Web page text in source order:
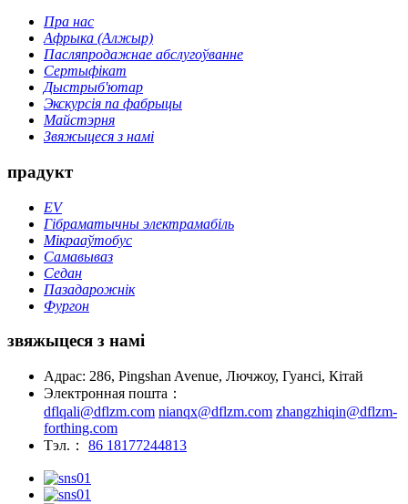
Пра нас
Афрыка (Алжыр)
Пасляпродажнае абслугоўванне
Сертыфікат
Дыстрыб'ютар
Экскурсія па фабрыцы
Майстэрня
Звяжыцеся з намі
прадукт
EV
Гібраматычны электрамабіль
Мікрааўтобус
Самавываз
Седан
Пазадарожнік
Фургон
звяжыцеся з намі
Адрас: 286, Pingshan Avenue, Лючжоу, Гуансі, Кітай
Электронная пошта：
dflqali@dflzm.com nianqx@dflzm.com zhangzhiqin@dflzm-
forthing.com
Тэл.：
86 18177244813